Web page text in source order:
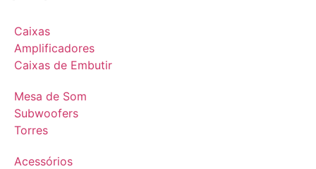
Caixas
Amplificadores
Caixas de Embutir
Mesa de Som
Subwoofers
Torres
Acessórios